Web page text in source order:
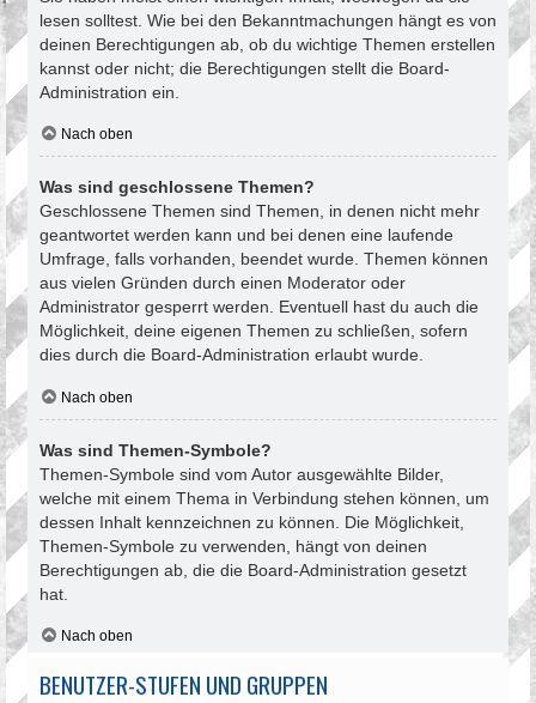
lesen solltest. Wie bei den Bekanntmachungen hängt es von
deinen Berechtigungen ab, ob du wichtige Themen erstellen
kannst oder nicht; die Berechtigungen stellt die Board-
Administration ein.
Nach oben
Was sind geschlossene Themen?
Geschlossene Themen sind Themen, in denen nicht mehr
geantwortet werden kann und bei denen eine laufende
Umfrage, falls vorhanden, beendet wurde. Themen können
aus vielen Gründen durch einen Moderator oder
Administrator gesperrt werden. Eventuell hast du auch die
Möglichkeit, deine eigenen Themen zu schließen, sofern
dies durch die Board-Administration erlaubt wurde.
Nach oben
Was sind Themen-Symbole?
Themen-Symbole sind vom Autor ausgewählte Bilder,
welche mit einem Thema in Verbindung stehen können, um
dessen Inhalt kennzeichnen zu können. Die Möglichkeit,
Themen-Symbole zu verwenden, hängt von deinen
Berechtigungen ab, die die Board-Administration gesetzt
hat.
Nach oben
BENUTZER-STUFEN UND GRUPPEN